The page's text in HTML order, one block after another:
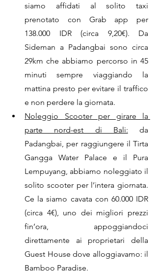
siamo affidati al solito taxi
prenotato con Grab app per
138.000 IDR (circa 9,20€). Da
Sideman a Padangbai sono circa
29km che abbiamo percorso in 45
minuti sempre viaggiando la
mattina presto per evitare il traffico
e non perdere la giornata.
Noleggio Scooter per girare la
parte nord-est di Bali: da
Padangbai, per raggiungere il Tirta
Gangga Water Palace e il Pura
Lempuyang, abbiamo noleggiato il
solito scooter per l’intera giornata.
Ce la siamo cavata con 60.000 IDR
(circa 4€), uno dei migliori prezzi
fin’ora, appoggiandoci
direttamente ai proprietari della
Guest House dove alloggiavamo: il
Bamboo Paradise.